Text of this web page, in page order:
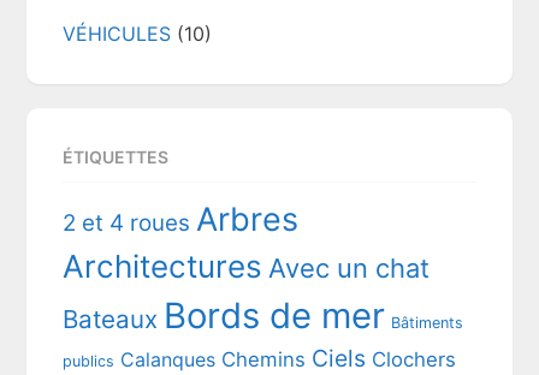
VÉHICULES (10)
ÉTIQUETTES
2 et 4 roues Arbres
Architectures Avec un chat
Bateaux Bords de mer Bâtiments
publics Calanques Chemins Ciels Clochers